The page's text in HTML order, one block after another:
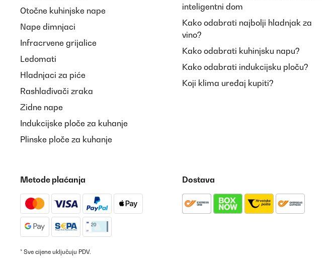
Otočne kuhinjske nape
Nape dimnjaci
Infracrvene grijalice
Ledomati
Hladnjaci za piće
Rashlađivači zraka
Zidne nape
Indukcijske ploče za kuhanje
Plinske ploče za kuhanje
inteligentni dom
Kako odabrati najbolji hladnjak za
vino?
Kako odabrati kuhinjsku napu?
Kako odabrati indukcijsku ploču?
Koji klima uređaj kupiti?
Metode plaćanja
* Sve cijene uključuju PDV.
Dostava